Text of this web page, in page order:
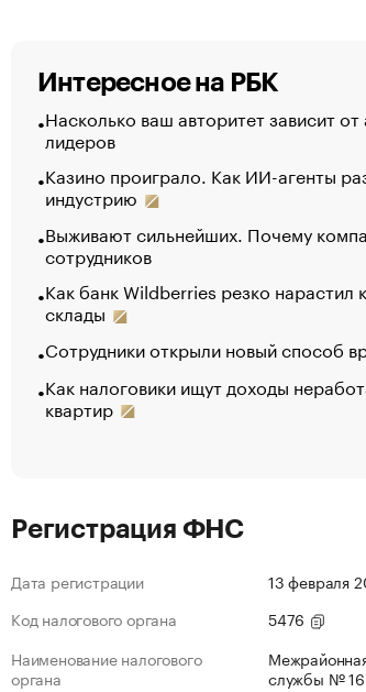
Интересное на РБК
Насколько ваш авторитет зависит
лидеров
Казино проиграло. Как ИИ-агенты
индустрию
Выживают сильнейших. Почему
сотрудников
Как банк Wildberries резко нарастил
склады
Сотрудники открыли новый способ
Как налоговики ищут доходы
квартир
Регистрация ФНС
Дата регистрации
13 февраля
Код налогового органа
5476
Наименование налогового
органа
службы № 16